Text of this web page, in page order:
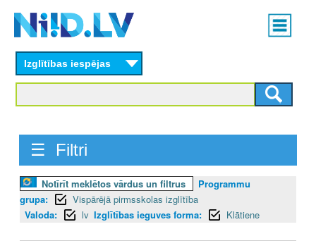
content
Main
menu
Izglītības iespējas
☰ Filtri
Notīrīt meklētos vārdus un filtrus
Programmu
grupa:
Vispārējā pirmsskolas izglītība
Valoda:
lv Izglītības ieguves forma: Klātiene